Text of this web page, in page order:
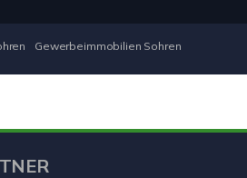
Gewerbeimmobilien Sohren